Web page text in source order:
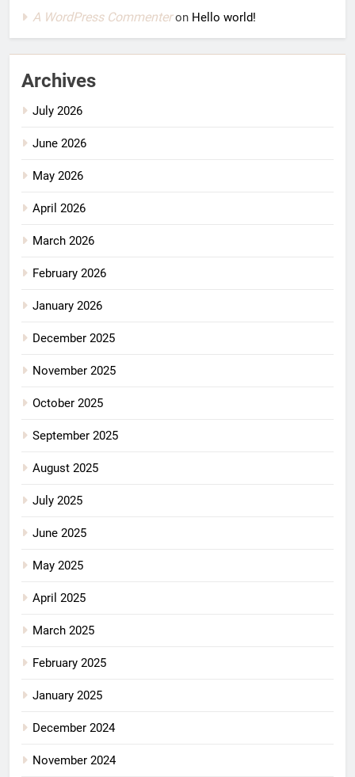
A WordPress Commenteron Hello world!
Archives
July 2026
June 2026
May 2026
April 2026
March 2026
February 2026
January 2026
December 2025
November 2025
October 2025
September 2025
August 2025
July 2025
June 2025
May 2025
April 2025
March 2025
February 2025
January 2025
December 2024
November 2024